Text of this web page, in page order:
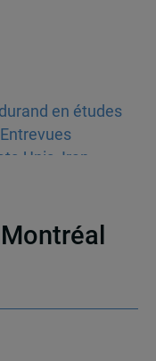
en études
Entrevues
Unis Iran